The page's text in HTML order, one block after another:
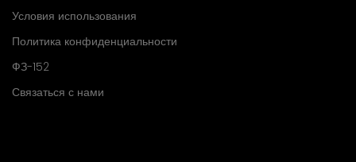
Условия использования
Политика конфиденциальности
ФЗ-152
Связаться с нами